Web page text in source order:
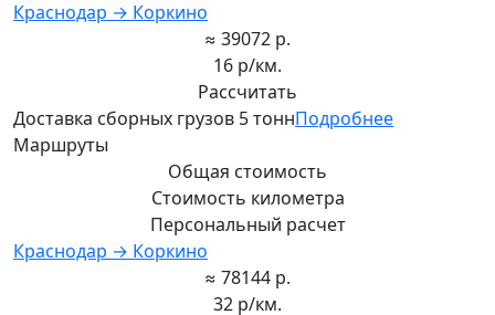
Краснодар → Коркино
≈ 39072 р.
16 р/км.
Рассчитать
Доставка сборных грузов 5 тоннПодробнее
Маршруты
Общая стоимость
Стоимость километра
Персональный расчет
Краснодар → Коркино
≈ 78144 р.
32 р/км.